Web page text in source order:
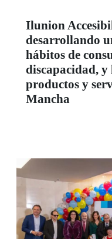
Ilunion
desarrollando
hábitos de
discapacidad, y
productos y
Mancha